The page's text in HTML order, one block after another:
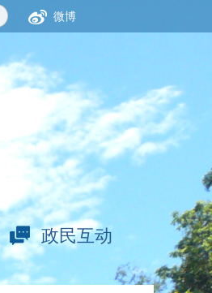
微博
政民互动